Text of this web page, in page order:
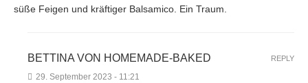
süße Feigen und kräftiger Balsamico. Ein Traum.
BETTINA VON HOMEMADE-BAKED
29. September 2023 - 11:21
REPLY